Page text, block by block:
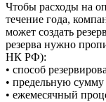
Чтобы расходы на
течение года,
может создать
резерва нужно
НК РФ):
• способ
• предельную сумму
• ежемесячный